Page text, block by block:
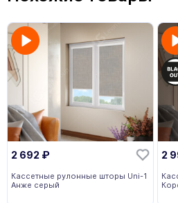
2 692 ₽
Кассетные рулонные шторы Uni-1
Анже серый
2